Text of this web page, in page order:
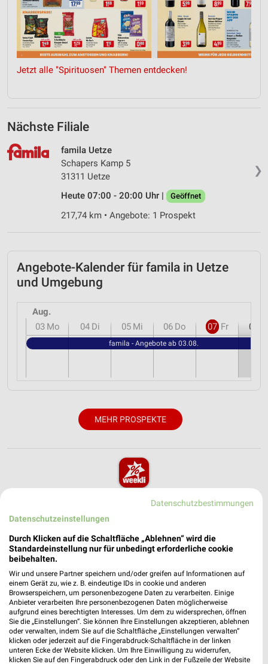
Jetzt alle "Spirituosen" Themen entdecken!
Nächste Filiale
❯
famila Uetze
Schapers Kamp 5
31311 Uetze
Heute 07:00 - 20:00 Uhr |
Geöffnet
217,74 km • Angebote: 1 Prospekt
Angebote-Kalender für famila in Uetze
und Umgebung
Aug.
03 Mo 04 Di 05 Mi 06 Do 07 Fr 08
famila - Angebote ab 03.08.
MEHR PROSPEKTE
weekli - Prospekte & Angebote App
Alle famila Angebote immer griffbereit – mit der kostenlosen
weekli App für iOS & Android.
✔Standortgenaue Angebote
✔Folge deinem Lieblingshändler
✔Push-Benachrichtigungen bei neuen Prospekten
✔Einkaufsliste - Einkauf stressfrei planen
JETZT LADEN UND SPAREN!
Datenschutzbestimmungen
Datenschutzeinstellungen
Durch Klicken auf die Schaltfläche „Ablehnen“ wird die
Standardeinstellung nur für unbedingt erforderliche cookie
beibehalten.
Wir und unsere Partner speichern und/oder greifen auf Informationen auf
einem Gerät zu, wie z. B. eindeutige IDs in cookie und anderen
Browserspeichern, um personenbezogene Daten zu verarbeiten. Einige
Anbieter verarbeiten Ihre personenbezogenen Daten möglicherweise
aufgrund eines berechtigten Interesses. Um dem zu widersprechen, öffnen
Sie die „Einstellungen“. Sie können Ihre Einstellungen akzeptieren, ablehnen
oder verwalten, indem Sie auf die Schaltfläche „Einstellungen verwalten“
klicken oder jederzeit auf die Fingerabdruck-Schaltfläche in der linken
unteren Ecke der Website klicken. Um Ihre Einwilligung zu widerrufen,
klicken Sie auf den Fingerabdruck oder den Link in der Fußzeile der Website